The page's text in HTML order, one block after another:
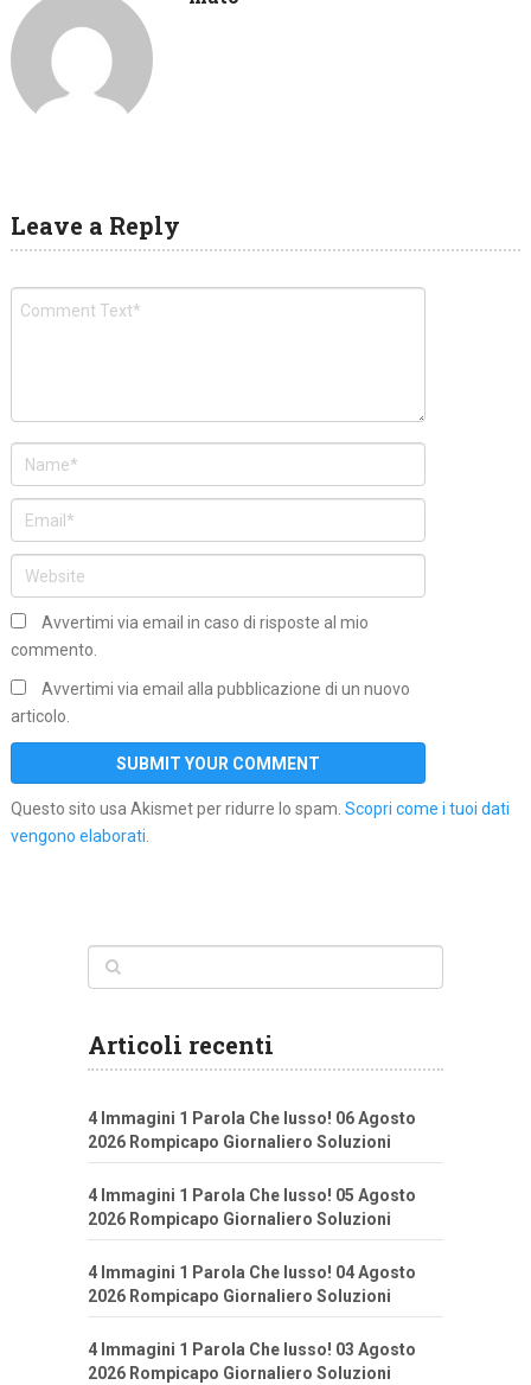
Leave a Reply
Avvertimi via email in caso di risposte al mio
commento.
Avvertimi via email alla pubblicazione di un nuovo
articolo.
Questo sito usa Akismet per ridurre lo spam. Scopri come i tuoi dati
vengono elaborati.
Articoli recenti
4 Immagini 1 Parola Che lusso! 06 Agosto
2026 Rompicapo Giornaliero Soluzioni
4 Immagini 1 Parola Che lusso! 05 Agosto
2026 Rompicapo Giornaliero Soluzioni
4 Immagini 1 Parola Che lusso! 04 Agosto
2026 Rompicapo Giornaliero Soluzioni
4 Immagini 1 Parola Che lusso! 03 Agosto
2026 Rompicapo Giornaliero Soluzioni